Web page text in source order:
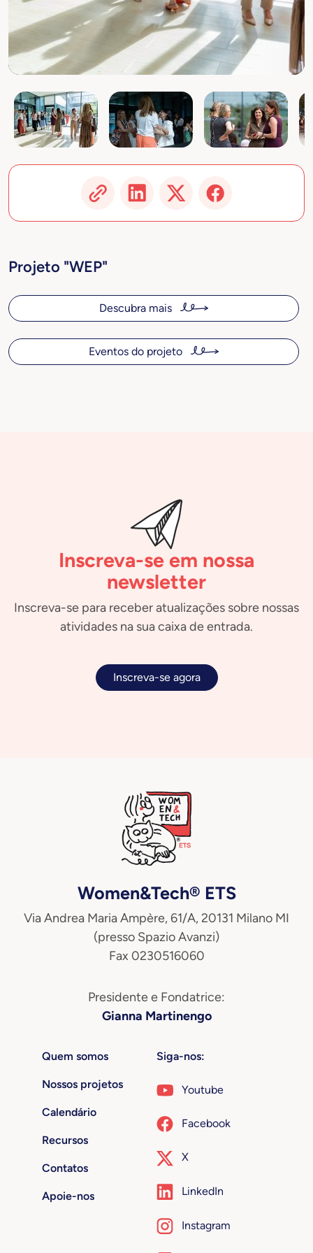
Projeto "WEP"
Descubra mais
Eventos do projeto
Inscreva-se em nossa
newsletter
Inscreva-se para receber atualizações sobre nossas
atividades na sua caixa de entrada.
Inscreva-se agora
Women&Tech® ETS
Via Andrea Maria Ampère, 61/A, 20131 Milano MI
(presso Spazio Avanzi)
Fax 0230516060
Presidente e Fondatrice:
Gianna Martinengo
Quem somos
Nossos projetos
Calendário
Recursos
Contatos
Apoie-nos
Siga-nos:
Youtube
Facebook
X
LinkedIn
Instagram